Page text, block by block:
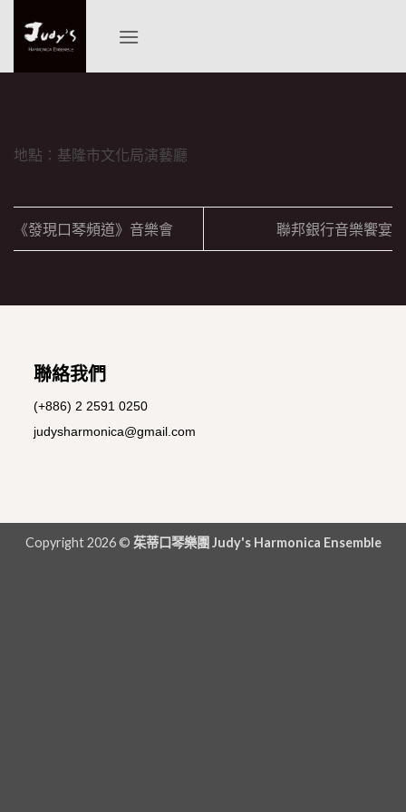
content
地點：基隆市文化局演藝廳
《發現口琴頻道》音樂會 聯邦銀行音樂饗宴
聯絡我們
(+886) 2 2591 0250
judysharmonica@gmail.com
Copyright 2026 © 茱蒂口琴樂團 Judy's Harmonica Ensemble